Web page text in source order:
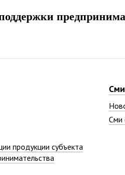
продукции субъекта
Сми